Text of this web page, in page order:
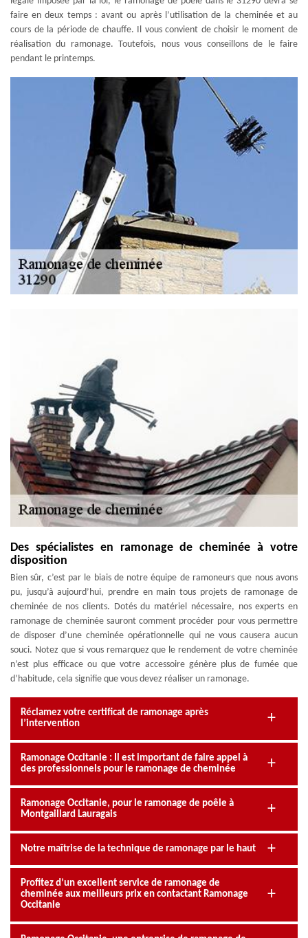
faire en deux temps : avant ou après l’utilisation de la cheminée et au
cours de la période de chauffe. Il vous convient de choisir le moment de
réalisation du ramonage. Toutefois, nous vous conseillons de le faire
pendant le printemps.
Des spécialistes en ramonage de cheminée à votre
disposition
Bien sûr, c’est par le biais de notre équipe de ramoneurs que nous avons
pu, jusqu’à aujourd’hui, prendre en main tous projets de ramonage de
cheminée de nos clients. Dotés du matériel nécessaire, nos experts en
ramonage de cheminée sauront comment procéder pour vous permettre
de disposer d’une cheminée opérationnelle qui ne vous causera aucun
souci. Notez que si vous remarquez que le rendement de votre cheminée
n’est plus efficace ou que votre accessoire génère plus de fumée que
d’habitude, cela signifie que vous devez réaliser un ramonage.
Réclamez votre certificat de ramonage après
l’intervention
Ramonage Occitanie : Il est important de faire appel à
des professionnels pour le ramonage de cheminée
Ramonage Occitanie, pour le ramonage de poêle à
Montgaillard Lauragais
Notre maîtrise de la technique de ramonage par le haut
Profitez d’un excellent service de ramonage de
cheminée aux meilleurs prix en contactant Ramonage
Occitanie